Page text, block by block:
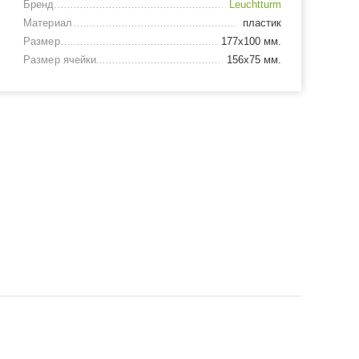
Бренд
Leuchtturm
Материал
пластик
Размер
177х100 мм.
Размер ячейки
156х75 мм.